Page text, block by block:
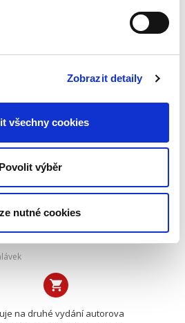
Zobrazit detaily
všechny cookies
Povolit výběr
nutné cookies
poměru může snadno
všech aspektů, které s
Evropské
insolvenční nařízení
procesu
na druhé vydání autorova